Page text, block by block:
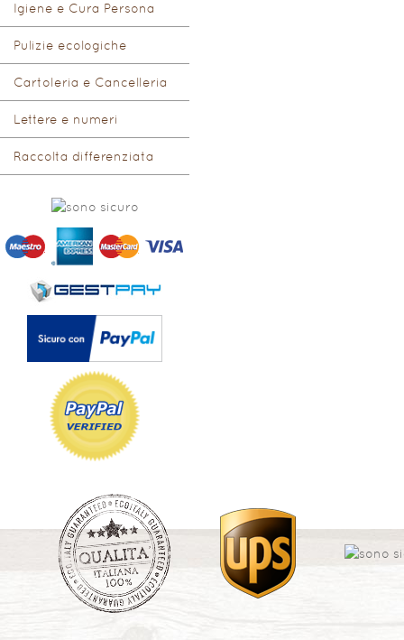
Igiene e Cura Persona
Pulizie ecologiche
Cartoleria e Cancelleria
Lettere e numeri
Raccolta differenziata